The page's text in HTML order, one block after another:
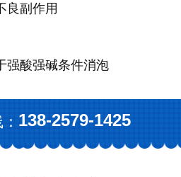
良副作用
强酸强碱条件消泡
138-2579-1425